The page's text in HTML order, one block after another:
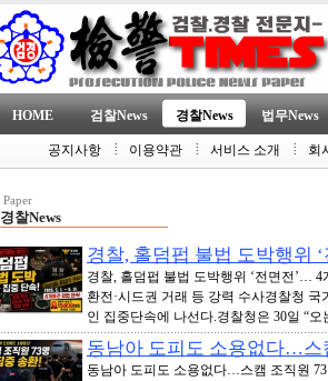
HOME 검찰News 경찰News 법무News
공지사항 이용약관 서비스 소개 회
Paper
경찰News
경찰, 홀덤펍 불법 도박행위
경찰, 홀덤펍 불법 도박행위 ‘전면전’…
환전·시드권 거래 등 강력 수사경찰청
인 집중단속에 나선다.경찰청은 30일 “오
동남아 도피도 소용없다…스
동남아 도피도 소용없다…스캠 조직원